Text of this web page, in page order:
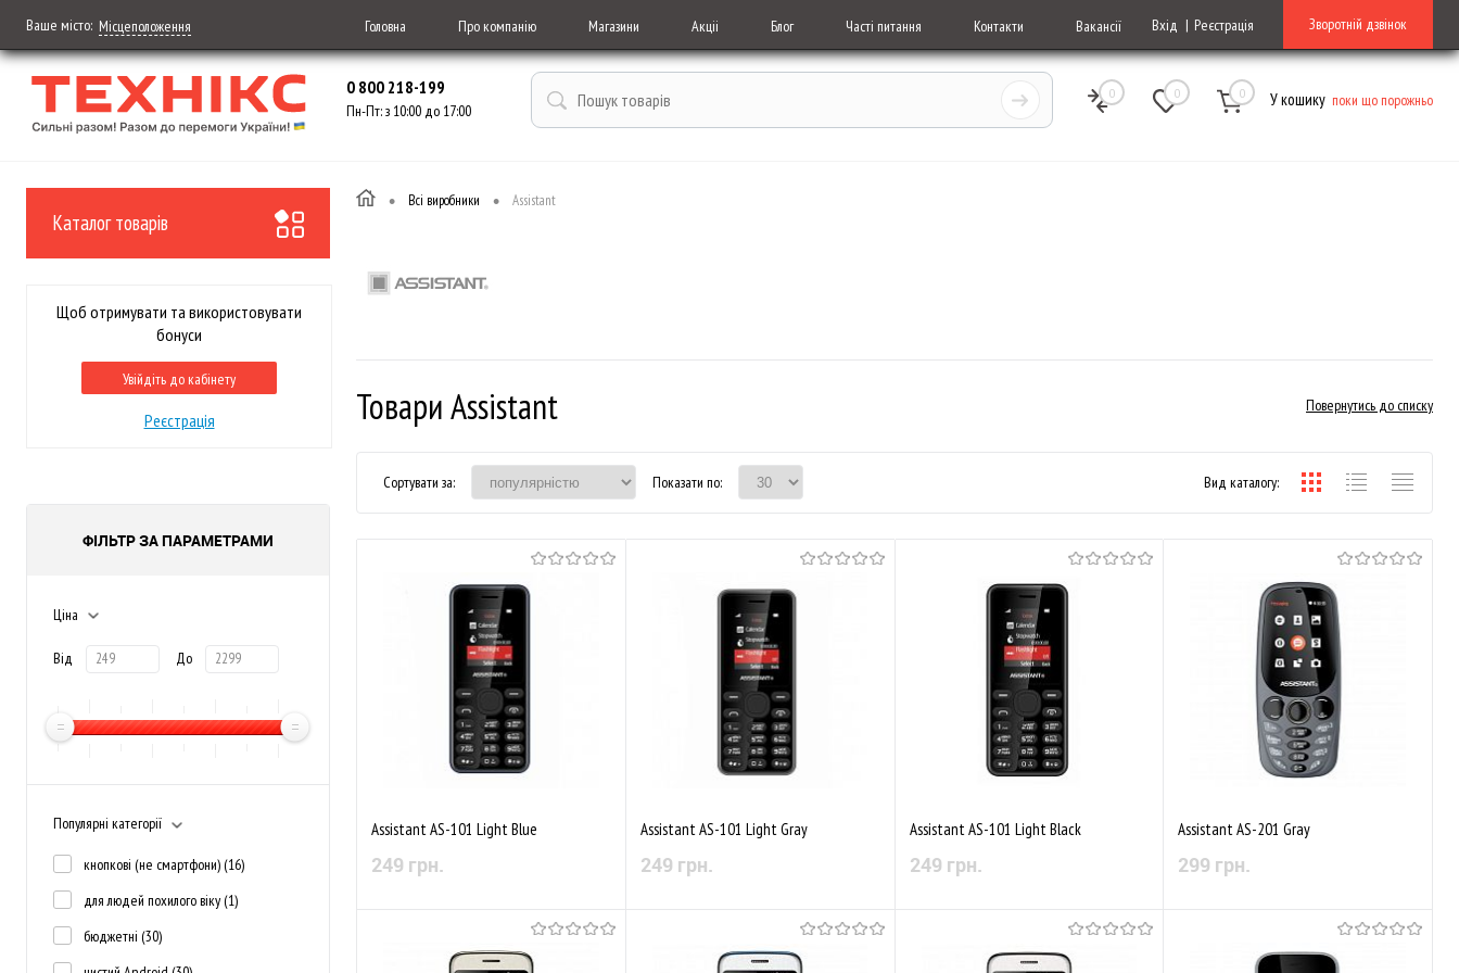
Ваше місто: Місцеположення Головна Про компанію Магазини Акціі Блог Часті питання Контакти Вакансії Вхід Реєстрація Зворотній дзвінок
0 800 218-199
Пн-Пт: з 10:00 до 17:00
0 0 0 У кошику поки що порожньо
Каталог товарів
Щоб отримувати та використовувати
бонуси
Увійдіть до кабінету
Реєстрація
ФІЛЬТР ЗА ПАРАМЕТРАМИ
Ціна
Від До
Популярні категорії
кнопкові (не смартфони) (16)
для людей похилого віку (1)
бюджетні (30)
• Всі виробники • Assistant
Повернутись до списку
Товари Assistant
Сортувати за: Показати по: Вид каталогу:
Assistant AS-101 Light Blue
249 грн.
Немає в наявності
Assistant AS-101 Light Gray
249 грн.
Немає в наявності
Assistant AS-101 Light Black
249 грн.
Немає в наявності
Assistant AS-201 Gray
299 грн.
Немає в наявності